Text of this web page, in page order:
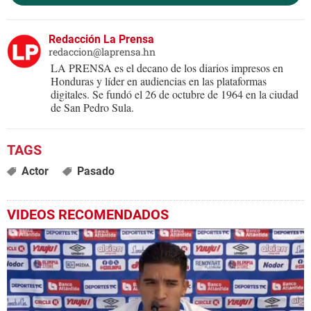
Redacción La Prensa
redaccion@laprensa.hn
LA PRENSA es el decano de los diarios impresos en
Honduras y líder en audiencias en las plataformas
digitales. Se fundó el 26 de octubre de 1964 en la ciudad
de San Pedro Sula.
Actor Pasado
VIDEOS RECOMENDADOS